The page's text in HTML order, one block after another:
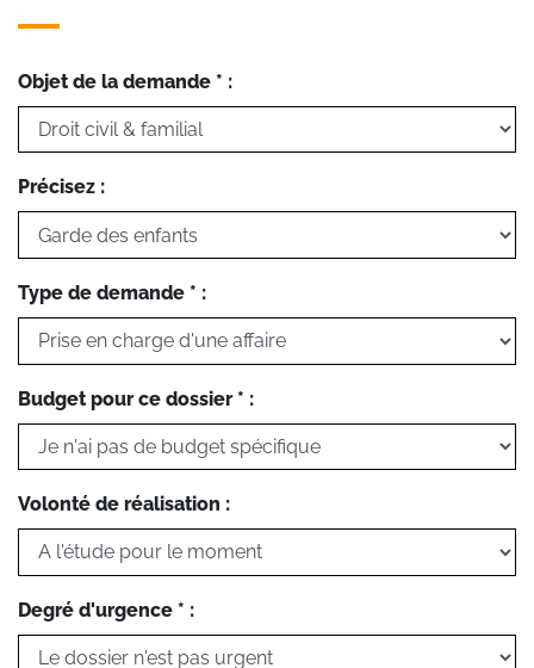
Objet de la demande * :
Précisez :
Type de demande * :
Budget pour ce dossier * :
Volonté de réalisation :
Degré d'urgence * :